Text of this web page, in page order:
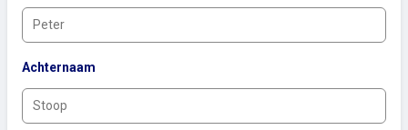
Achternaam